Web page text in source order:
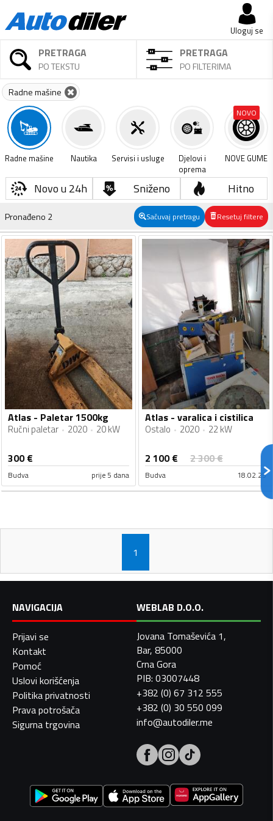
Uloguj se
PRETRAGA
PO TEKSTU
PRETRAGA
PO FILTERIMA
Radne mašine
Radne mašine Nautika Servisi i usluge
Djelovi i
oprema
NOVO
NOVE GUME
Novo u 24h Sniženo Hitno
Pronađeno 2 Sačuvaj pretragu Resetuj filtere
Atlas - Paletar 1500kg
Ručni paletar 2020 20 kW
300€
Budva prije 5 dana
Atlas - varalica i cistilica
Ostalo 2020 22 kW
2 100€ 2 300€
Budva 18.02.25
1
NAVIGACIJA
Prijavi se
Kontakt
Pomoć
Uslovi korišćenja
Politika privatnosti
Prava potrošača
Sigurna trgovina
WEBLAB D.O.O.
Jovana Tomaševića 1,
Bar, 85000
Crna Gora
PIB: 03007448
+382 (0) 67 312 555
+382 (0) 30 550 099
info@autodiler.me